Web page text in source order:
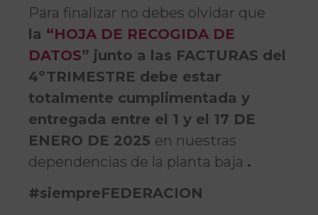
Para finalizar no debes olvidar que
la “HOJA DE RECOGIDA DE
DATOS” junto a las FACTURAS del
4ºTRIMESTRE debe estar
totalmente cumplimentada y
entregada entre el 1 y el 17 DE
ENERO DE 2025 en nuestras
dependencias de la planta baja .
#siempreFEDERACION